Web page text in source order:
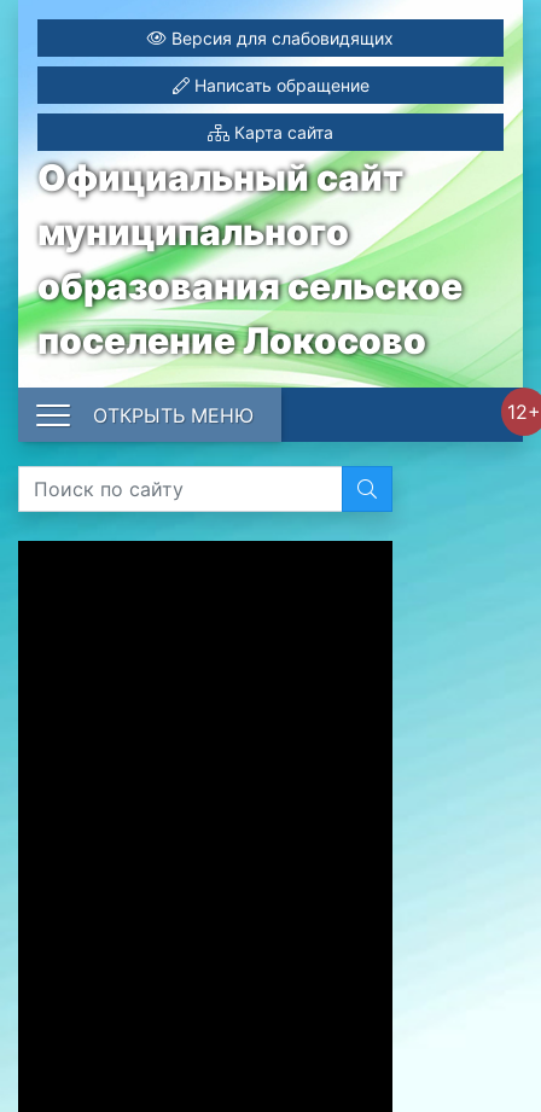
Официальный сайт
муниципального
образования сельское
поселение Локосово
Версия для слабовидящих
Написать обращение
Карта сайта
12+
ОТКРЫТЬ МЕНЮ